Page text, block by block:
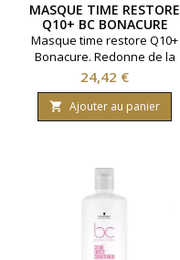
MASQUE TIME RESTORE
Q10+ BC BONACURE
200ML
Masque time restore Q10+
Bonacure. Redonne de la
jeunesse aux cheveux.
Renforce et démêle. Marque
Schwarzkopf. Contenance
200 millilitres.
Prix
24,42 €
 Ajouter au panier